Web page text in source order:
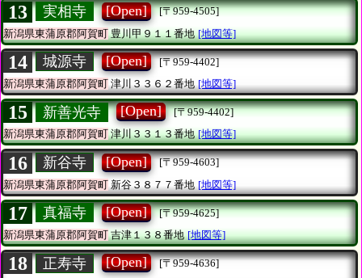
13 実相寺 [Open]
[〒959-4505]
新潟県東蒲原郡阿賀町豊川甲９１１番地 [地図等]
14 城源寺 [Open]
[〒959-4402]
新潟県東蒲原郡阿賀町 津川３３６２番地 [地図等]
15 新善光寺 [Open]
[〒959-4402]
新潟県東蒲原郡阿賀町津川３３１３番地 [地図等]
16 新谷寺 [Open]
[〒959-4603]
新潟県東蒲原郡阿賀町 新谷３８７７番地 [地図等]
17 真福寺 [Open]
[〒959-4625]
新潟県東蒲原郡阿賀町吉津１３８番地 [地図等]
18 正寿寺 [Open]
[〒959-4636]